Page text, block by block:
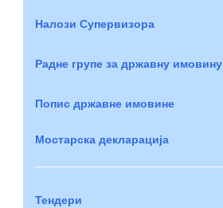
Налози Супервизора
Радне групе за државну имовину
Попис државне имовине
Мостарска декларација
Тендери